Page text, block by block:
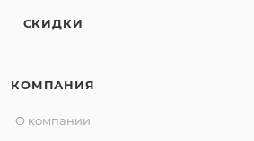
СКИДКИ
КОМПАНИЯ
О компании